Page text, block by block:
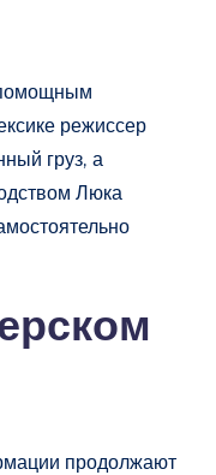
режиссер
груз, а
Люка
продолжают